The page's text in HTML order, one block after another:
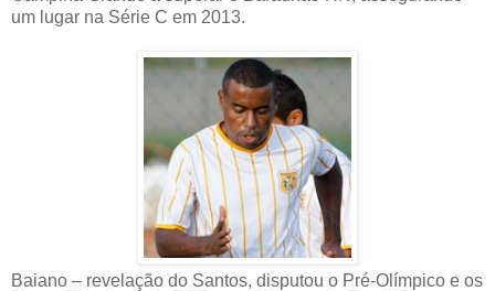
um lugar na Série C em 2013.
Baiano – revelação do Santos, disputou o Pré-Olímpico e os